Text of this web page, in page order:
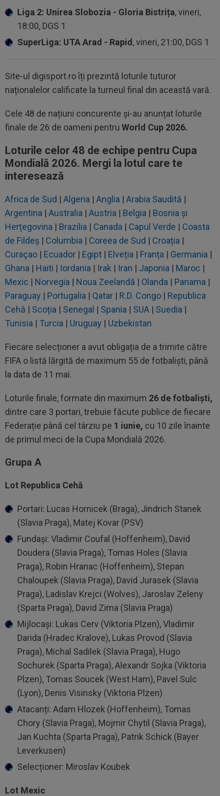
Liga 2: Unirea Slobozia - Gloria Bistrița, vineri,
18:00, DGS 1
SuperLiga: UTA Arad - Rapid, vineri, 21:00, DGS 1
Site-ul digisport.ro îți prezintă loturile tuturor
naționalelor calificate la turneul final din această vară.
Cele 48 de națiuni concurente și-au anunțat loturile
finale de 26 de oameni pentru World Cup 2026.
Loturile celor 48 de echipe pentru Cupa
Mondială 2026. Mergi la lotul care te
interesează
Africa de Sud | Algeria | Anglia | Arabia Saudită |
Argentina | Australia | Austria | Belgia | Bosnia și
Herțegovina | Brazilia | Canada | Capul Verde | Coasta
de Fildeș | Columbia | Coreea de Sud | Croația |
Curaçao | Ecuador | Egipt | Elveția | Franța | Germania |
Ghana | Haiti | Iordania | Irak | Iran | Japonia | Maroc |
Mexic | Norvegia | Noua Zeelandă | Olanda | Panama |
Paraguay | Portugalia | Qatar | R.D. Congo | Republica
Cehă | Scoția | Senegal | Spania | SUA | Suedia |
Tunisia | Turcia | Uruguay | Uzbekistan
Fiecare selecționer a avut obligația de a trimite către
FIFA o listă lărgită de maximum 55 de fotbaliști, până
la data de 11 mai.
Loturile finale, formate din maximum 26 de fotbaliști,
dintre care 3 portari, trebuie făcute publice de fiecare
Federație până cel târziu pe 1 iunie, cu 10 zile înainte
de primul meci de la Cupa Mondială 2026.
Grupa A
Lot Republica Cehă
Portari: Lucas Hornicek (Braga), Jindrich Stanek
(Slavia Praga), Matej Kovar (PSV)
Fundași: Vladimir Coufal (Hoffenheim), David
Doudera (Slavia Praga), Tomas Holes (Slavia
Praga), Robin Hranac (Hoffenheim), Stepan
Chaloupek (Slavia Praga), David Jurasek (Slavia
Praga), Ladislav Krejci (Wolves), Jaroslav Zeleny
(Sparta Praga), David Zima (Slavia Praga)
Mijlocași: Lukas Cerv (Viktoria Plzen), Vladimir
Darida (Hradec Kralove), Lukas Provod (Slavia
Praga), Michal Sadilek (Slavia Praga), Hugo
Sochurek (Sparta Praga), Alexandr Sojka (Viktoria
Plzen), Tomas Soucek (West Ham), Pavel Sulc
(Lyon), Denis Visinsky (Viktoria Plzen)
Atacanți: Adam Hlozek (Hoffenheim), Tomas
Chory (Slavia Praga), Mojmir Chytil (Slavia Praga),
Jan Kuchta (Sparta Praga), Patrik Schick (Bayer
Leverkusen)
Selecționer: Miroslav Koubek
Lot Mexic